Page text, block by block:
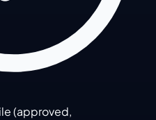
(approved,